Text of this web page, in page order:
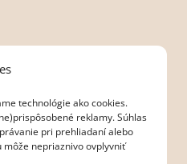
technológie ako cookies.
reklamy. Súhlas
pri prehliadaní alebo
môže nepriaznivo ovplyvniť